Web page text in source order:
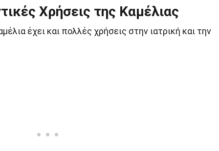
Χρήσεις της Καμέλιας
έχει και πολλές χρήσεις στην ιατρική και την